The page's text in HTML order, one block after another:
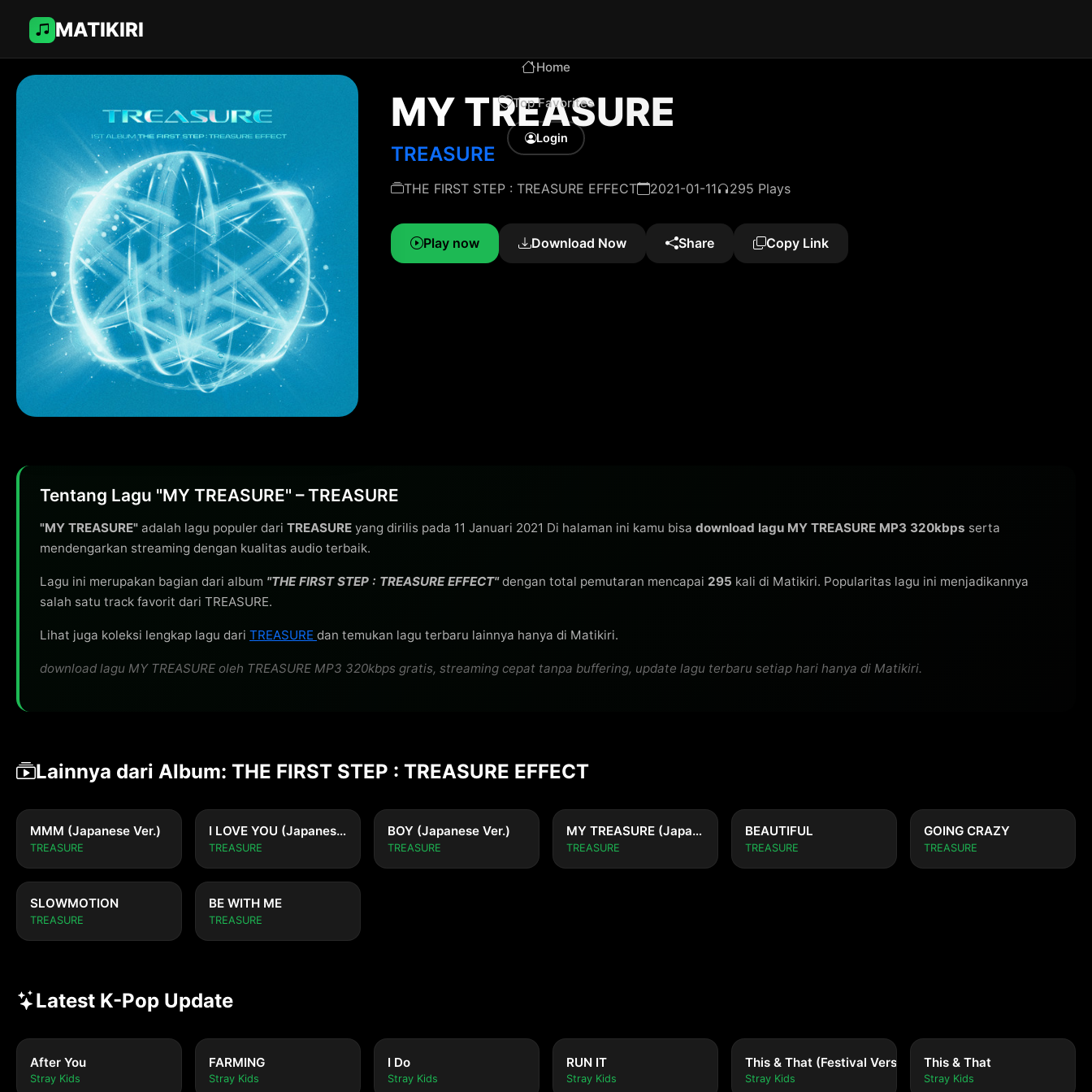
MATIKIRI
Home
Top Favorites
Login
MY TREASURE
TREASURE
THE FIRST STEP : TREASURE EFFECT 2021-01-11 295 Plays
Play now Download Now Share Copy Link
Tentang Lagu "MY TREASURE" – TREASURE
"MY TREASURE" adalah lagu populer dari TREASURE yang dirilis pada 11 Januari 2021 Di halaman ini kamu bisa download lagu MY TREASURE MP3 320kbps serta
mendengarkan streaming dengan kualitas audio terbaik.
Lagu ini merupakan bagian dari album "THE FIRST STEP : TREASURE EFFECT"dengan total pemutaran mencapai 295 kali di Matikiri. Popularitas lagu ini menjadikannya
salah satu track favorit dari TREASURE.
Lihat juga koleksi lengkap lagu dari TREASURE dan temukan lagu terbaru lainnya hanya di Matikiri.
download lagu MY TREASURE oleh TREASURE MP3 320kbps gratis, streaming cepat tanpa buffering, update lagu terbaru setiap hari hanya di Matikiri.
Lainnya dari Album: THE FIRST STEP : TREASURE EFFECT
MMM (Japanese Ver.)
TREASURE
I LOVE YOU (Japanese Ver.)
TREASURE
BOY (Japanese Ver.)
TREASURE
MY TREASURE (Japanese Ver.)
TREASURE
BEAUTIFUL
TREASURE
GOING CRAZY
TREASURE
SLOWMOTION
TREASURE
BE WITH ME
TREASURE
Latest K-Pop Update
After You
Stray Kids
FARMING
Stray Kids
I Do
Stray Kids
RUN IT
Stray Kids
This & That (Festival Version)
Stray Kids
This & That
Stray Kids